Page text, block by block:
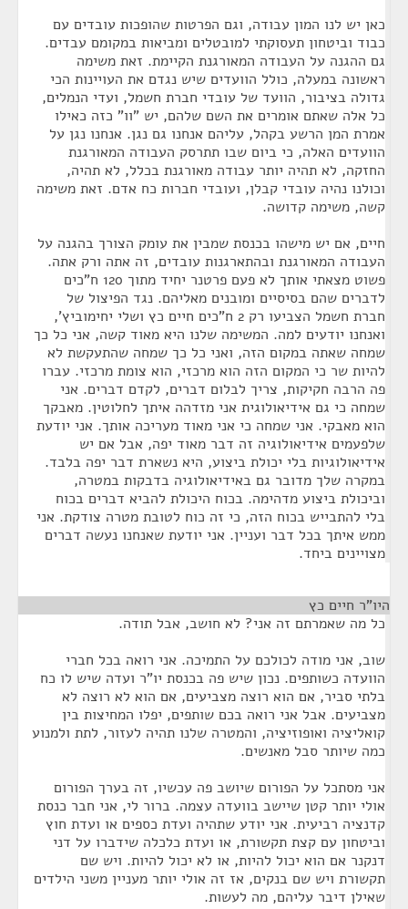
כאן יש לנו המון עבודה, וגם הפרטות שהופכות עובדים עם
כבוד וביטחון תעסוקתי למובטלים ומביאות במקומם עבדים.
גם ההגנה על העבודה המאורגנת הקיימת. זאת משימה
ראשונה במעלה, כולל הוועדים שיש נגדם את העויינות הכי
גדולה בציבור, הוועד של עובדי חברת חשמל, ועדי הנמלים,
כל אלה שאתם אומרים את השם שלהם, יש "וו" כזה כאילו
אמרת המן הרשע בקהל, עליהם אנחנו גם נגן. אנחנו נגן על
הוועדים האלה, כי ביום שבו תתרסק העבודה המאורגנת
החזקה, לא תהיה יותר עבודה מאורגנת בכלל, לא תהיה,
וכולנו נהיה עובדי קבלן, ועובדי חברות כח אדם. זאת משימה
קשה, משימה קדושה.
חיים, אם יש מישהו בכנסת שמבין את עומק הצורך בהגנה על
העבודה המאורגנת ובהתארגנות עובדים, זה אתה ורק אתה.
פשוט מצאתי אותך לא פעם פרטנר יחיד מתוך 120 ח"כים
לדברים שהם בסיסיים ומובנים מאליהם. נגד הפיצול של
חברת חשמל הצביעו רק 2 ח"כים חיים כץ ושלי יחימוביץ',
ואנחנו יודעים למה. המשימה שלנו היא מאוד קשה, אני כל כך
שמחה שאתה במקום הזה, ואני כל כך שמחה שהתעקשת לא
להיות שר כי המקום הזה הוא מרכזי, הוא צומת מרכזי. עברו
פה הרבה חקיקות, צריך לבלום דברים, לקדם דברים. אני
שמחה כי גם אידיאולוגית אני מזדהה איתך לחלוטין. מאבקך
הוא מאבקי. אני שמחה כי אני מאוד מעריכה אותך. אני יודעת
שלפעמים אידיאולוגיה זה דבר מאוד יפה, אבל אם יש
אידיאולוגיות בלי יכולת ביצוע, היא נשארת דבר יפה בלבד.
במקרה שלך מדובר גם באידיאולוגיה בדבקות במטרה,
וביכולת ביצוע מדהימה. בכוח היכולת להביא דברים בכוח
בלי להתבייש בכוח הזה, כי זה כוח לטובת מטרה צודקת. אני
ממש איתך בכל דבר ועניין. אני יודעת שאנחנו נעשה דברים
מצויינים ביחד.
היו"ר חיים כץ
כל מה שאמרתם זה אני? לא חושב, אבל תודה.
שוב, אני מודה לכולכם על התמיכה. אני רואה בכל חברי
הוועדה כשותפים. נכון שיש פה בכנסת יו"ר ועדה שיש לו כח
בלתי סביר, אם הוא רוצה מצביעים, אם הוא לא רוצה לא
מצביעים. אבל אני רואה בכם שותפים, יפלו המחיצות בין
קואליציה ואופוזיציה, והמטרה שלנו תהיה לעזור, לתת ולמנוע
כמה שיותר סבל מאנשים.
אני מסתכל על הפורום שיושב פה עכשיו, זה בערך הפורום
אולי יותר קטן שיישב בוועדה עצמה. ברור לי, אני חבר כנסת
קדנציה רביעית. אני יודע שתהיה ועדת כספים או ועדת חוץ
וביטחון עם קצת תקשורת, או ועדת כלכלה שידברו על דני
דנקנר אם הוא יכול להיות, או לא יכול להיות. ויש שם
תקשורת ויש שם בנקים, אז זה אולי יותר מעניין משני הילדים
שאילן דיבר עליהם, מה לעשות.